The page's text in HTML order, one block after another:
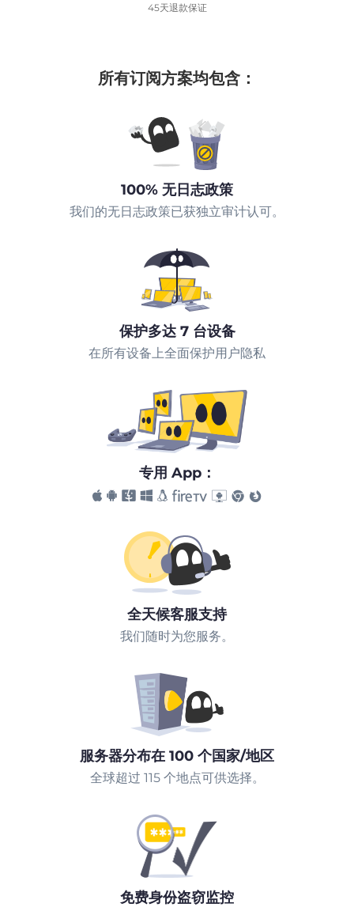
45天退款保证
所有订阅方案均包含：
100% 无日志政策
我们的无日志政策已获独立审计认可。
保护多达 7 台设备
在所有设备上全面保护用户隐私
专用 App：
全天候客服支持
我们随时为您服务。
服务器分布在 100 个国家/地区
全球超过 115 个地点可供选择。
免费身份盗窃监控